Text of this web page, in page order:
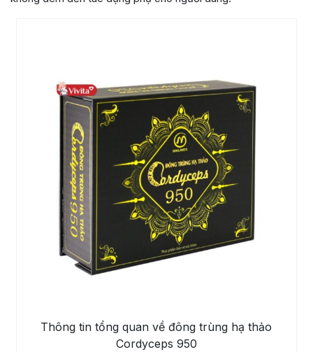
Thông tin tổng quan về đông trùng hạ thảo
Cordyceps 950